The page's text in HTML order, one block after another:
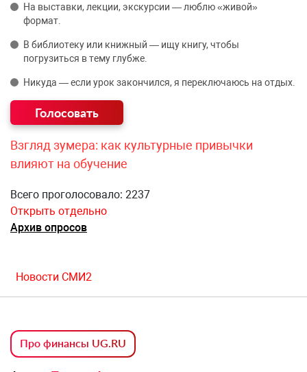
На выставки, лекции, экскурсии — люблю «живой»
формат.
В библиотеку или книжный — ищу книгу, чтобы
погрузиться в тему глубже.
Никуда — если урок закончился, я переключаюсь на отдых.
Взгляд зумера: как культурные привычки
влияют на обучение
Всего проголосовало: 2237
Открыть отдельно
Архив опросов
Новости СМИ2
Про финансы UG.RU